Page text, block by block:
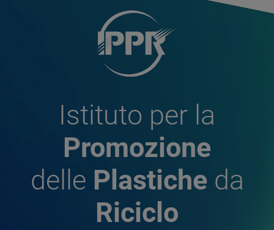
Istituto per la
Promozione
delle Plastiche da
Riciclo